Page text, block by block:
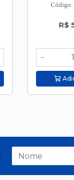
Código:
R$